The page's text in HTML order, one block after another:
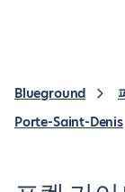
Blueground
Porte-Saint-Denis